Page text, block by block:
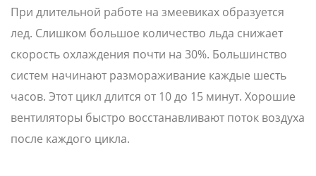
При длительной работе на змеевиках образуется
лед. Слишком большое количество льда снижает
скорость охлаждения почти на 30%. Большинство
систем начинают размораживание каждые шесть
часов. Этот цикл длится от 10 до 15 минут. Хорошие
вентиляторы быстро восстанавливают поток воздуха
после каждого цикла.